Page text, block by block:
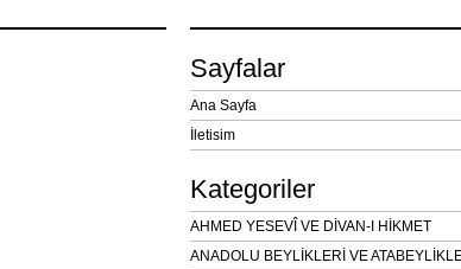
Sayfalar
Ana Sayfa
İletisim
Kategoriler
AHMED YESEVÎ VE DİVAN-I HİKMET
ANADOLU BEYLİKLERİ VE